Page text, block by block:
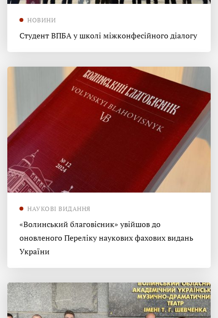
НОВИНИ
Студент ВПБА у школі міжконфесійного діалогу
НАУКОВІ ВИДАННЯ
«Волинський благовісник» увійшов до
оновленого Переліку наукових фахових видань
України